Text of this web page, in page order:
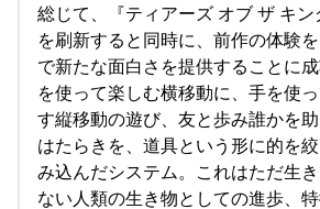
総じて、『ティアーズ オブ ザ キ
を刷新すると同時に、前作の体験
で新たな面白さを提供することに
を使って楽しむ横移動に、手を使
す縦移動の遊び、友と歩み誰かを
はたらきを、道具という形に的を
み込んだシステム。これはただ生
ない人類の生き物としての進歩、